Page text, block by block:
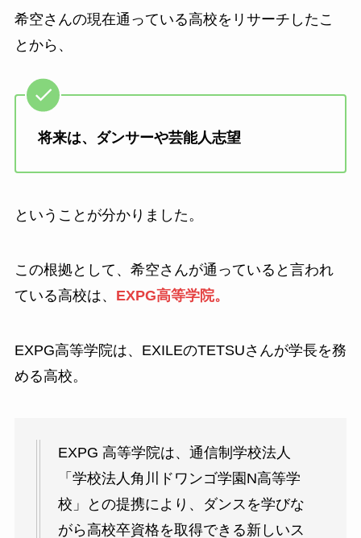
希空さんの現在通っている高校をリサーチしたこ
とから、
将来は、ダンサーや芸能人志望
ということが分かりました。
この根拠として、希空さんが通っていると言われ
ている高校は、 EXPG高等学院。
EXPG高等学院は、EXILEのTETSUさんが学長を務
める高校。
EXPG 高等学院は、通信制学校法人
「学校法人角川ドワンゴ学園N高等学
校」との提携により、ダンスを学びな
がら高校卒資格を取得できる新しいス